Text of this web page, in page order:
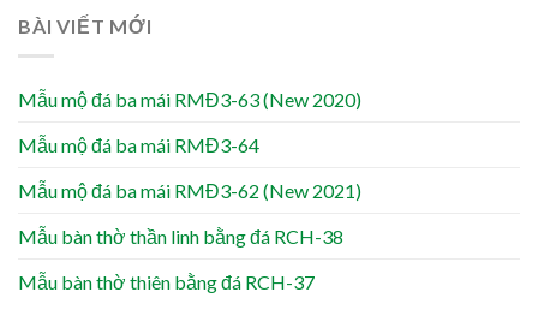
BÀI VIẾT MỚI
Mẫu mộ đá ba mái RMĐ3-63 (New 2020)
Mẫu mộ đá ba mái RMĐ3-64
Mẫu mộ đá ba mái RMĐ3-62 (New 2021)
Mẫu bàn thờ thần linh bằng đá RCH-38
Mẫu bàn thờ thiên bằng đá RCH-37